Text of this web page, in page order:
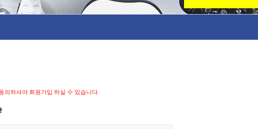
- 충치치료
의하셔야 회원가입 하실 수 있습니다.